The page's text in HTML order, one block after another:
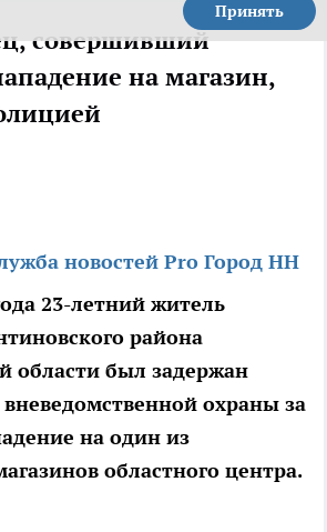
Принять
совершивший
на магазин,
новостей Pro Город НН
23-летний житель
района
области был задержан
охраны за
на один из
областного центра.